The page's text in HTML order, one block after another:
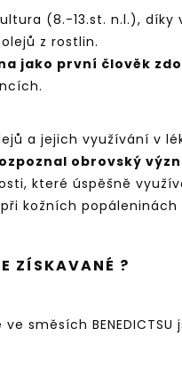
(8.-13.st. n.l.),
z rostlin.
jako první člověk
a jejich využívání v
obrovský
které úspěšně
kožních popáleninách
ZÍSKAVANÉ ?
směsích